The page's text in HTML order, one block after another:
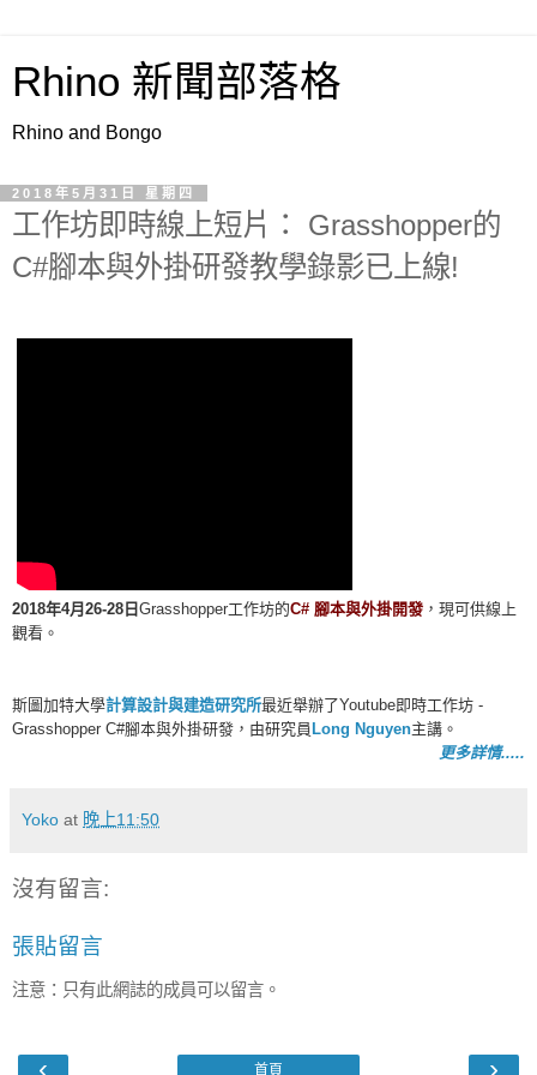
Rhino 新聞部落格
Rhino and Bongo
2018年5月31日 星期四
工作坊即時線上短片： Grasshopper的
C#腳本與外掛研發教學錄影已上線!
2018年4月26-28日 Grasshopper工作坊的C# 腳本與外掛開發 ，現可供線上
觀看。
斯圖加特大學計算設計與建造研究所最近舉辦了Youtube即時工作坊 -
Grasshopper C#腳本與外掛研發，由研究員 Long Nguyen主講。
更多詳情.....
Yoko at 晚上11:50
沒有留言:
張貼留言
注意：只有此網誌的成員可以留言。
首頁